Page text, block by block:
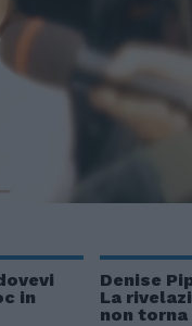
in
Denise
La
non torna